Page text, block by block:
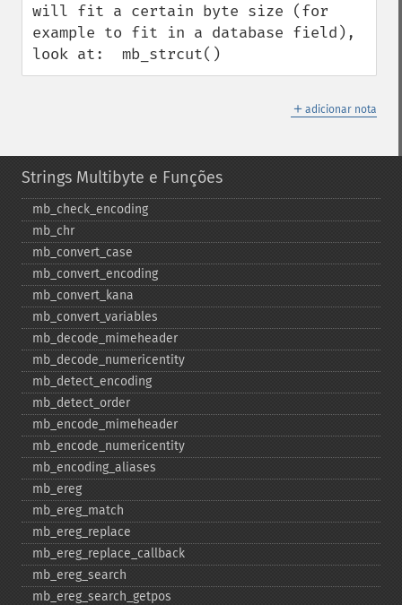
will fit a certain byte size (for
example to fit in a database field),
look at:  mb_strcut()
＋ adicionar nota
Strings Multibyte e Funções
mb_​check_​encoding
mb_​chr
mb_​convert_​case
mb_​convert_​encoding
mb_​convert_​kana
mb_​convert_​variables
mb_​decode_​mimeheader
mb_​decode_​numericentity
mb_​detect_​encoding
mb_​detect_​order
mb_​encode_​mimeheader
mb_​encode_​numericentity
mb_​encoding_​aliases
mb_​ereg
mb_​ereg_​match
mb_​ereg_​replace
mb_​ereg_​replace_​callback
mb_​ereg_​search
mb_​ereg_​search_​getpos